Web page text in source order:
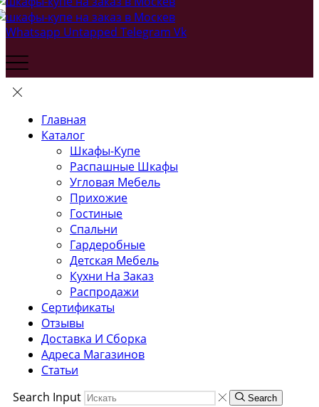
Whatsapp Untapped Telegram Vk
Главная
Каталог
Шкафы-Купе
Распашные Шкафы
Угловая Мебель
Прихожие
Гостиные
Спальни
Гардеробные
Детская Мебель
Кухни На Заказ
Распродажи
Сертификаты
Отзывы
Доставка И Сборка
Адреса Магазинов
Статьи
Search Input
Search